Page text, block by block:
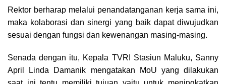
Rektor berharap melalui penandatanganan kerja sama ini,
maka kolaborasi dan sinergi yang baik dapat diwujudkan
sesuai dengan fungsi dan kewenangan masing-masing.
Senada dengan itu, Kepala TVRI Stasiun Maluku, Sanny
April Linda Damanik mengatakan MoU yang dilakukan